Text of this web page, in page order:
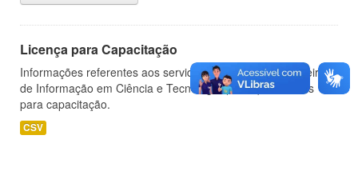
Licença para Capacitação
Informações referentes aos servidores do Instituto Brasileiro
de Informação em Ciência e Tecnologia (IBICT) afastados
para capacitação.
CSV